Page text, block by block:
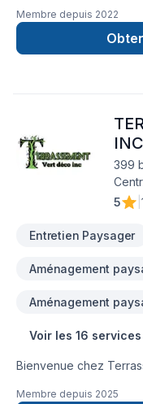
Membre depuis 2022
INC
399
5
Entretien Paysager
Aménagement
Aménagement
Voir les 16 services
Bienvenue chez
espaces extérieurs
Membre depuis 2025